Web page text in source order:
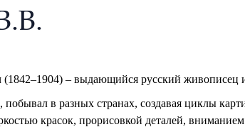
– выдающийся русский живописец
в разных странах, создавая циклы
красок, прорисовкой деталей,